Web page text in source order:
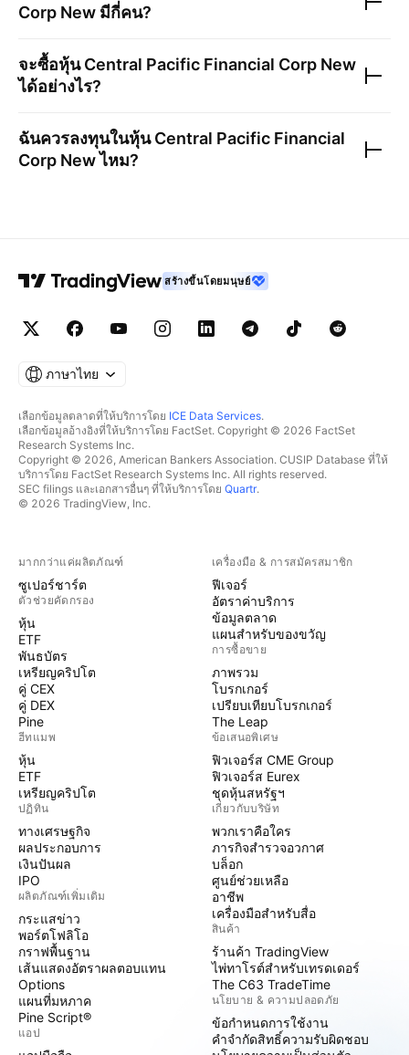
Corp New มีกี่คน?
จะซื้อหุ้นCentral Pacific Financial Corp New
ได้อย่างไร?
ฉันควรลงทุนในหุ้นCentral Pacific Financial
Corp Newไหม?
สร้างขึ้นโดยมนุษย์
ภาษาไทย
เลือกข้อมูลตลาดที่ให้บริการโดย ICE Data Services.
เลือกข้อมูลอ้างอิงที่ให้บริการโดย FactSet. Copyright © 2026 FactSet
Research Systems Inc.
Copyright © 2026, American Bankers Association. CUSIP Database ที่ให้
บริการโดย FactSet Research Systems Inc. All rights reserved.
SEC filings และเอกสารอื่นๆ ที่ให้บริการโดย Quartr.
© 2026 TradingView, Inc.
มากกว่าแค่ผลิตภัณฑ์
ซูเปอร์ชาร์ต
ตัวช่วยคัดกรอง
หุ้น
ETF
พันธบัตร
เหรียญคริปโต
คู่ CEX
คู่ DEX
Pine
ฮีทแมพ
หุ้น
ETF
เหรียญคริปโต
ปฏิทิน
ทางเศรษฐกิจ
ผลประกอบการ
เงินปันผล
IPO
ผลิตภัณฑ์เพิ่มเติม
กระแสข่าว
พอร์ตโฟลิโอ
กราฟพื้นฐาน
เส้นแสดงอัตราผลตอบแทน
Options
แผนที่มหภาค
Pine Script®
แอป
เครื่องมือ & การสมัครสมาชิก
ฟีเจอร์
อัตราค่าบริการ
ข้อมูลตลาด
แผนสำหรับของขวัญ
การซื้อขาย
ภาพรวม
โบรกเกอร์
เปรียบเทียบโบรกเกอร์
The Leap
ข้อเสนอพิเศษ
ฟิวเจอร์ส CME Group
ฟิวเจอร์ส Eurex
ชุดหุ้นสหรัฐฯ
เกี่ยวกับบริษัท
พวกเราคือใคร
ภารกิจสำรวจอวกาศ
บล็อก
ศูนย์ช่วยเหลือ
อาชีพ
เครื่องมือสำหรับสื่อ
สินค้า
ร้านค้า TradingView
ไพ่ทาโรต์สำหรับเทรดเดอร์
The C63 TradeTime
นโยบาย & ความปลอดภัย
ข้อกำหนดการใช้งาน
คำจำกัดสิทธิ์ความรับผิดชอบ